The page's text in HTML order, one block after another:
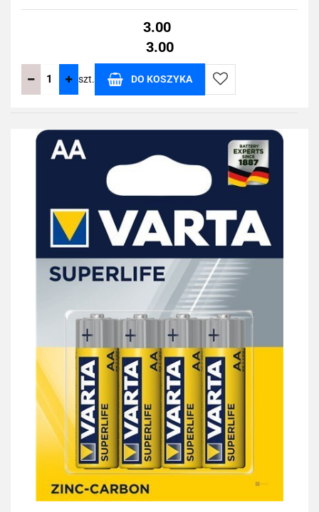
3.00
3.00
szt. DO KOSZYKA
Do
przechowalni